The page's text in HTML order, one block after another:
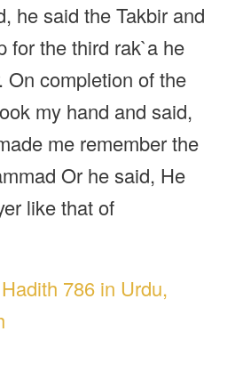
he said the Takbir and
for the third rak`a he
On completion of the
my hand and said,
me remember the
Or he said, He
like that of
786 in Urdu,